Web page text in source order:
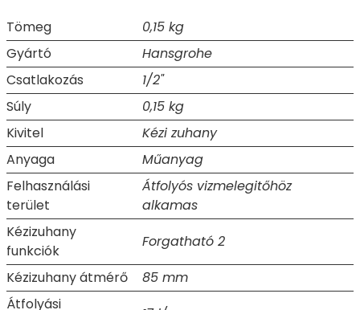
Tömeg
0,15 kg
Gyártó
Hansgrohe
Csatlakozás
1/2"
Súly
0,15 kg
Kivitel
Kézi zuhany
Anyaga
Műanyag
Felhasználási
terület
Átfolyós vizmelegitőhöz
alkamas
Kézizuhany
funkciók
Forgatható 2
Kézizuhany átmérő
85 mm
Átfolyási